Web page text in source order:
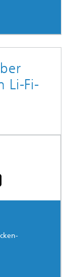
Li-Fi-